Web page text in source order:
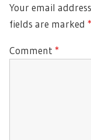
Your email
fields are marked *
Comment *